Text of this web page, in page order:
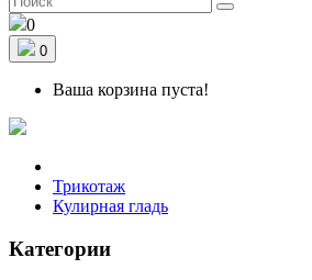
0
0
Ваша корзина пуста!
Трикотаж
Кулирная гладь
Категории